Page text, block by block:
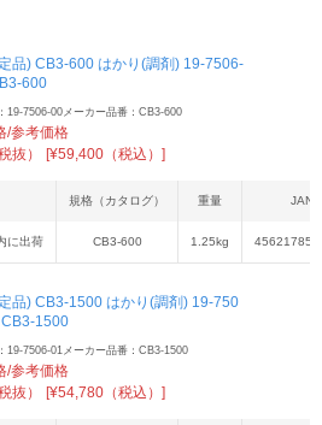
品) CB3-600 はかり(調剤) 19-7506-
600
19-7506-00メーカー品番：CB3-600
/参考価格
抜） [¥59,400（税込）]
規格（カタログ） 重量 JAN
に出荷 CB3-600 1.25kg
品) CB3-1500 はかり(調剤) 19-750
1500
19-7506-01メーカー品番：CB3-1500
/参考価格
抜） [¥54,780（税込）]